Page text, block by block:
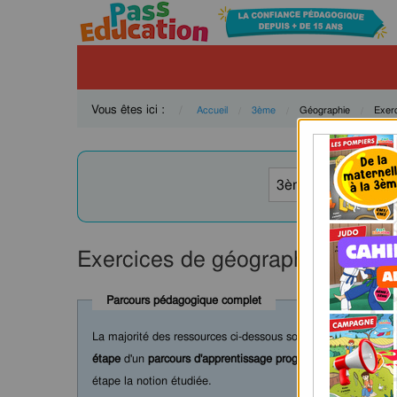
Vous êtes ici : Accueil 3ème Current:
Géographie
Exercices de géographie pour
Parcours pédagogique complet
La majorité des ressources ci-dessous sont intégrées dans
étape d'un parcours d'apprentissage progressif
comprenant
étape la notion étudiée.